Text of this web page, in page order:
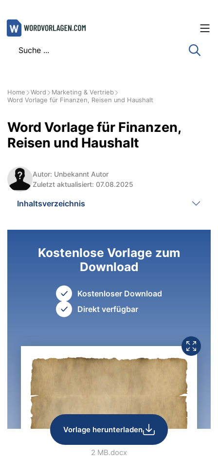
Zum
Inhalt
Home Word
Marketing & Vertrieb
Word Vorlage für Finanzen, Reisen und Haushalt
Word Vorlage für Finanzen,
Reisen und Haushalt
Autor: Unbekannt Autor
Zuletzt aktualisiert: 07.08.2025
Inhaltsverzeichnis
Kostenlose Vorlage zum
Download
Kostenloser Download
Direkt verfügbar
Vorlage herunterladen
2 MB.docx